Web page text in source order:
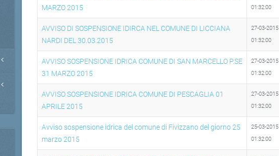
MARZO 2015
01:32:00
AVVISO DI SOSPENSIONE IDIRCA NEL COMUNE DI LICCIANA
NARDI DEL 30.03.2015
27-03-2015
01:32:00
AVVISO SOSPENSIONE IDRICA COMUNE DI SAN MARCELLO P.SE
31 MARZO 2015
27-03-2015
01:32:00
AVVISO SOSPENSIONE IDRICA COMUNE DI PESCAGLIA 01
APRILE 2015
27-03-2015
01:32:00
Avviso sospensione idrica del comune di Fivizzano del giorno 25
marzo 2015
25-03-2015
01:32:00